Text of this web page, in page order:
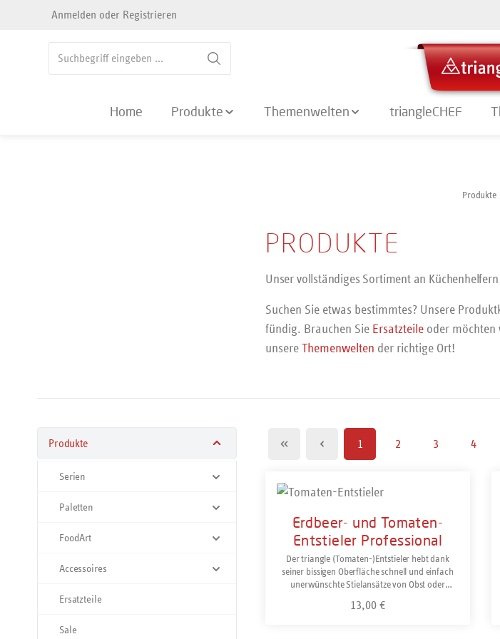
Zur Hauptnavigation springen
Anmelden oder Registrieren
Home Produkte Themenwelten triangleCHEF
Produkte
PRODUKTE
Unser vollständiges Sortiment an
Suchen Sie etwas bestimmtes? Unsere
fündig. Brauchen Sie Ersatzteile oder möchten
unsere Themenwelten der richtige Ort!
Produkte
Serien
Paletten
FoodArt
Accessoires
Ersatzteile
Sale
Seite
1
Seite
2
Seite
3
Seite
4
Erdbeer- und Tomaten-
Entstieler Professional
Der triangle (Tomaten-)Entstieler hebt dank
seiner bissigen Oberfläche schnell und einfach
unerwünschte Stielansätze von Obst oder
Tomaten oder Äpfeln zum anschließenden
Regulärer Preis:
13,00 €